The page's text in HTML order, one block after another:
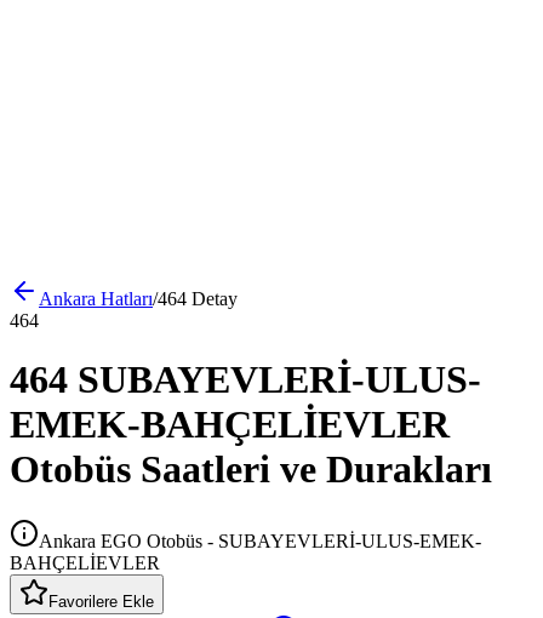
Ankara Hatları/464 Detay
464
464 SUBAYEVLERİ-ULUS-
EMEK-BAHÇELİEVLER
Otobüs Saatleri ve Durakları
Ankara EGO Otobüs - SUBAYEVLERİ-ULUS-EMEK-
BAHÇELİEVLER
Favorilere Ekle